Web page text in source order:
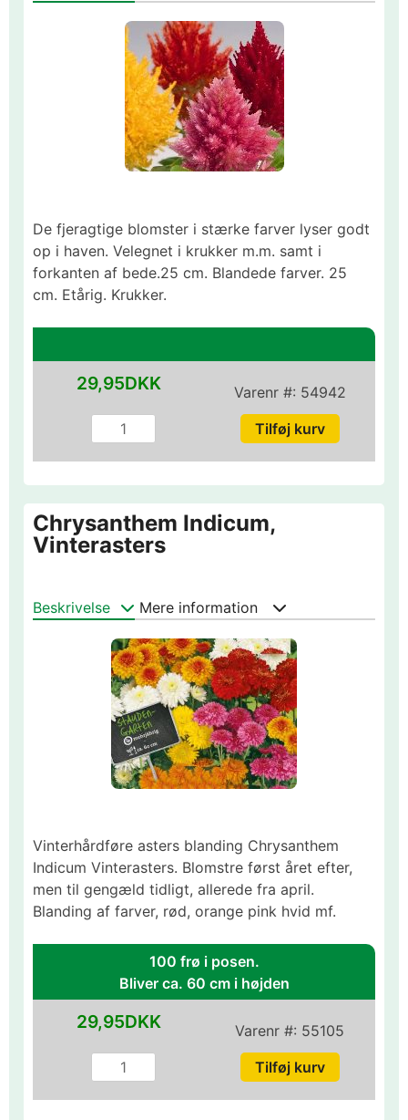
De fjeragtige blomster i stærke farver lyser godt
op i haven. Velegnet i krukker m.m. samt i
forkanten af bede.25 cm. Blandede farver. 25
cm. Etårig. Krukker.
Varenr #: 54942
29,95DKK
Chrysanthem Indicum,
Vinterasters
Beskrivelse Mere information
Vinterhårdføre asters blanding Chrysanthem
Indicum Vinterasters. Blomstre først året efter,
men til gengæld tidligt, allerede fra april.
Blanding af farver, rød, orange pink hvid mf.
100 frø i posen.
Bliver ca. 60 cm i højden
Varenr #: 55105
29,95DKK